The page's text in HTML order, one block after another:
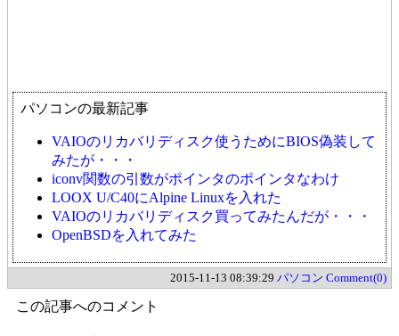
パソコンの最新記事
VAIOのリカバリディスク使うためにBIOS偽装して
みたが・・・
iconv関数の引数がポインタのポインタなわけ
LOOX U/C40にAlpine Linuxを入れた
VAIOのリカバリディスク買ってみたんだが・・・
OpenBSDを入れてみた
2015-11-13 08:39:29 パソコン Comment(0)
この記事へのコメント